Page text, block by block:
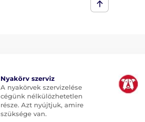
Nyakörv szerviz
A nyakörvek szervizelése
cégünk nélkülözhetetlen
része. Azt nyújtjuk, amire
szüksége van.